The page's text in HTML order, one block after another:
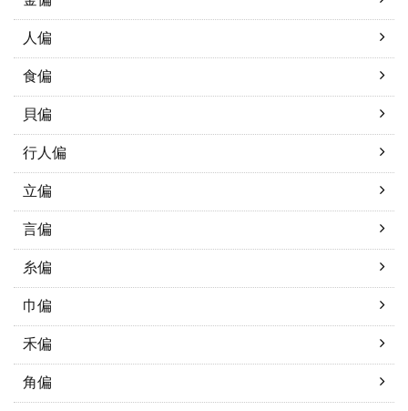
人偏
食偏
貝偏
行人偏
立偏
言偏
糸偏
巾偏
禾偏
角偏